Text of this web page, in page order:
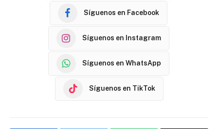
Síguenos en Facebook
Síguenos en Instagram
Síguenos en WhatsApp
Síguenos en TikTok